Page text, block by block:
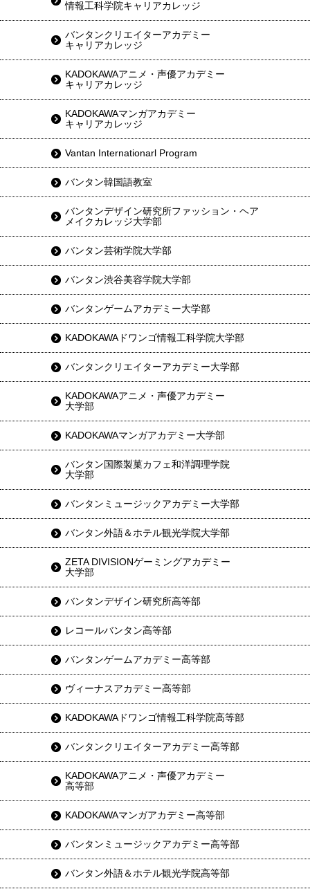
情報工科学院キャリアカレッジ
バンタンクリエイターアカデミー
キャリアカレッジ
KADOKAWAアニメ・声優アカデミー
キャリアカレッジ
KADOKAWAマンガアカデミー
キャリアカレッジ
Vantan Internationarl Program
バンタン韓国語教室
バンタンデザイン研究所ファッション・ヘア
メイクカレッジ大学部
バンタン芸術学院大学部
バンタン渋谷美容学院大学部
バンタンゲームアカデミー大学部
KADOKAWAドワンゴ情報工科学院大学部
バンタンクリエイターアカデミー大学部
KADOKAWAアニメ・声優アカデミー
大学部
KADOKAWAマンガアカデミー大学部
バンタン国際製菓カフェ和洋調理学院
大学部
バンタンミュージックアカデミー大学部
バンタン外語＆ホテル観光学院大学部
ZETA DIVISIONゲーミングアカデミー
大学部
バンタンデザイン研究所高等部
レコールバンタン高等部
バンタンゲームアカデミー高等部
ヴィーナスアカデミー高等部
KADOKAWAドワンゴ情報工科学院高等部
バンタンクリエイターアカデミー高等部
KADOKAWAアニメ・声優アカデミー
高等部
KADOKAWAマンガアカデミー高等部
バンタンミュージックアカデミー高等部
バンタン外語＆ホテル観光学院高等部